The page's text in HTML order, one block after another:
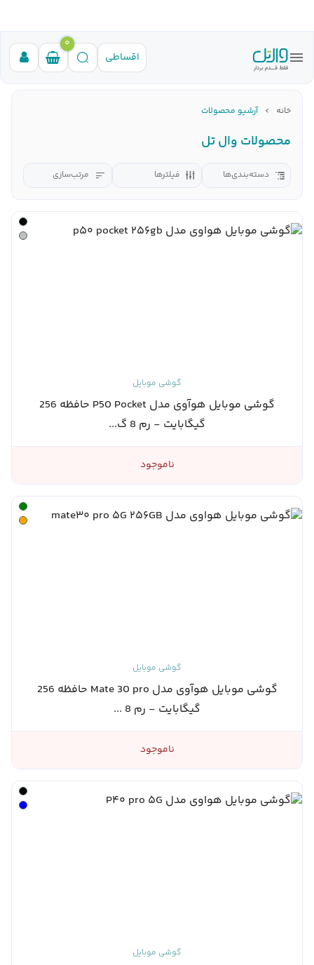
اقساطی
0
خانه آرشیو محصولات
محصولات وال تل
دسته‌بندی‌ها فیلترها مرتب‌سازی
گوشی موبایل
گوشی موبایل هوآوی مدل P50 Pocket حافظه 256
گیگابایت - رم 8 گ...
ناموجود
گوشی موبایل
گوشی موبایل هوآوی مدل Mate 30 pro حافظه 256
گیگابایت - رم 8 ...
ناموجود
گوشی موبایل